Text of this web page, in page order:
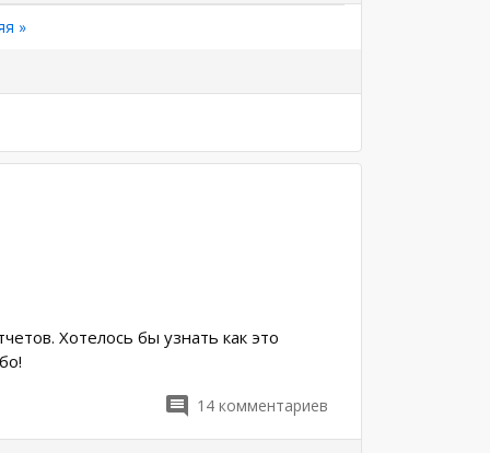
»
Хотелось бы узнать как это
14 комментариев